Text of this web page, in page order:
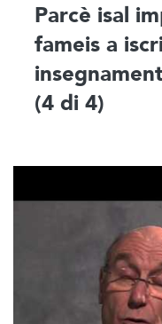
Parcè isal
fameis a
(4 di 4)